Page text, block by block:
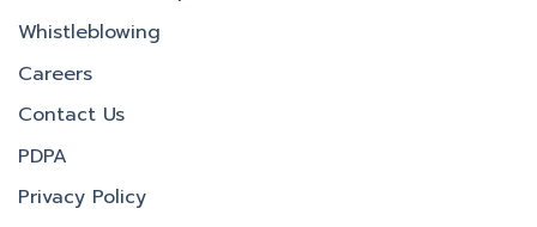
Whistleblowing
Careers
Contact Us
PDPA
Privacy Policy